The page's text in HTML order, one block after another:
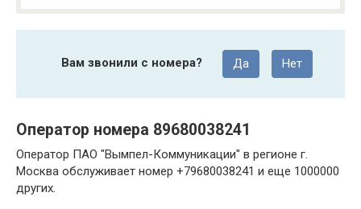
Вам звонили с номера? Да Нет
Оператор номера 89680038241
Оператор ПАО "Вымпел-Коммуникации" в регионе г.
Москва обслуживает номер +79680038241 и еще 1000000
других.